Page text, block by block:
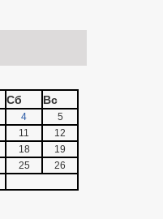
Сб Вс
4
5
11
12
18
19
25
26